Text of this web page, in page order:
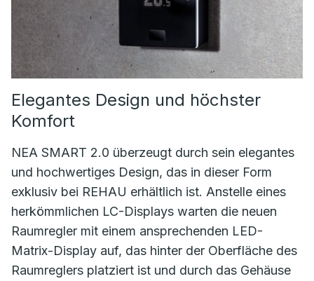
Elegantes Design und höchster
Komfort
NEA SMART 2.0 überzeugt durch sein elegantes
und hochwertiges Design, das in dieser Form
exklusiv bei REHAU erhältlich ist. Anstelle eines
herkömmlichen LC-Displays warten die neuen
Raumregler mit einem ansprechenden LED-
Matrix-Display auf, das hinter der Oberfläche des
Raumreglers platziert ist und durch das Gehäuse